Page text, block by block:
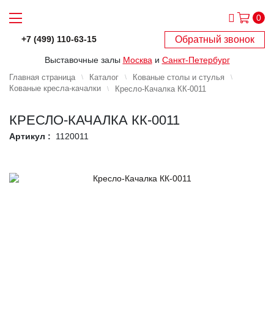
0
+7 (499) 110-63-15 Обратный звонок
Выставочные залы Москва и Санкт-Петербург
Главная страница Каталог
Кованые столы и стулья
Кованые кресла-качалки
Кресло-Качалка КК-0011
КРЕСЛО-КАЧАЛКА КК-0011
Артикул : 1120011